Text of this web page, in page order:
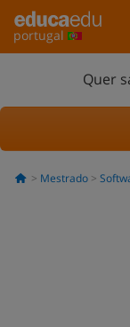
portugal
Quer
Mestrado